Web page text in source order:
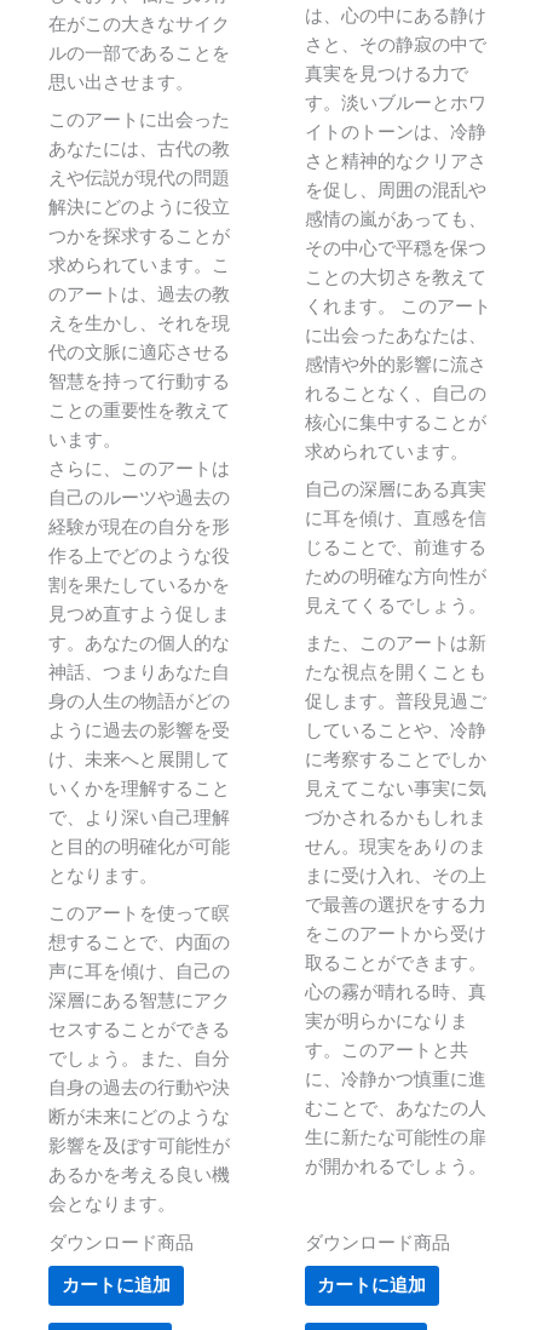
在がこの大きなサイク
ルの一部であることを
思い出させます。
このアートに出会った
あなたには、古代の教
えや伝説が現代の問題
解決にどのように役立
つかを探求することが
求められています。こ
のアートは、過去の教
えを生かし、それを現
代の文脈に適応させる
智慧を持って行動する
ことの重要性を教えて
います。
さらに、このアートは
自己のルーツや過去の
経験が現在の自分を形
作る上でどのような役
割を果たしているかを
見つめ直すよう促しま
す。あなたの個人的な
神話、つまりあなた自
身の人生の物語がどの
ように過去の影響を受
け、未来へと展開して
いくかを理解すること
で、より深い自己理解
と目的の明確化が可能
となります。
このアートを使って瞑
想することで、内面の
声に耳を傾け、自己の
深層にある智慧にアク
セスすることができる
でしょう。また、自分
自身の過去の行動や決
断が未来にどのような
影響を及ぼす可能性が
あるかを考える良い機
会となります。
ダウンロード商品
カートに追加
は、心の中にある静け
さと、その静寂の中で
真実を見つける力で
す。淡いブルーとホワ
イトのトーンは、冷静
さと精神的なクリアさ
を促し、周囲の混乱や
感情の嵐があっても、
その中心で平穏を保つ
ことの大切さを教えて
くれます。 このアート
に出会ったあなたは、
感情や外的影響に流さ
れることなく、自己の
核心に集中することが
求められています。
自己の深層にある真実
に耳を傾け、直感を信
じることで、前進する
ための明確な方向性が
見えてくるでしょう。
また、このアートは新
たな視点を開くことも
促します。普段見過ご
していることや、冷静
に考察することでしか
見えてこない事実に気
づかされるかもしれま
せん。現実をありのま
まに受け入れ、その上
で最善の選択をする力
をこのアートから受け
取ることができます。
心の霧が晴れる時、真
実が明らかになりま
す。このアートと共
に、冷静かつ慎重に進
むことで、あなたの人
生に新たな可能性の扉
が開かれるでしょう。
ダウンロード商品
カートに追加